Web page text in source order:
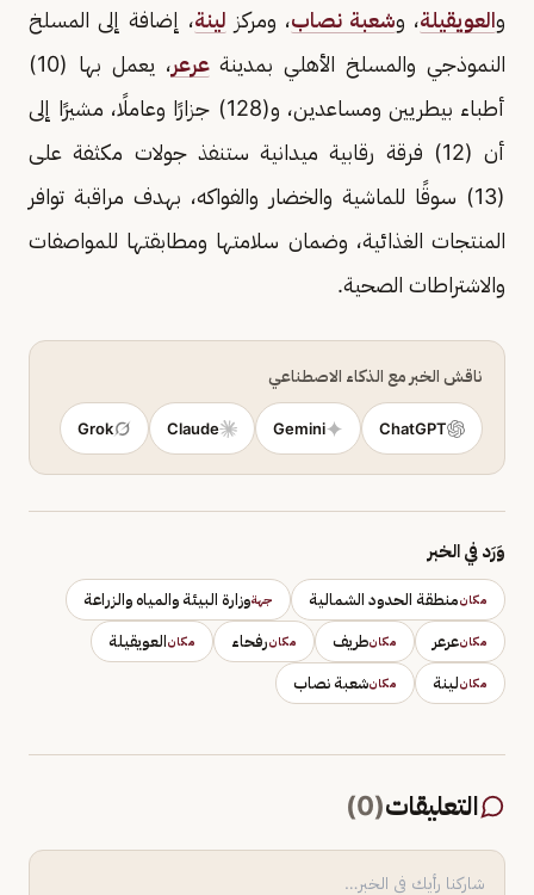
والعويقيلة، وشعبة نصاب، ومركز لينة، إضافة إلى المسلخ
النموذجي والمسلخ الأهلي بمدينةعرعر
، يعمل بها (10)
أطباء بيطريين ومساعدين، و(128) جزارًا وعاملًا، مشيرًا إلى
أن (12) فرقة رقابية ميدانية ستنفذ جولات مكثفة على
(13) سوقًا للماشية والخضار والفواكه، بهدف مراقبة توافر
المنتجات الغذائية، وضمان سلامتها ومطابقتها للمواصفات
والاشتراطات الصحية.
ناقش الخبر مع الذكاء الاصطناعي
ChatGPT
Gemini
Claude
Grok
وَرَد في الخبر
مكانمنطقة الحدود الشمالية جهةوزارة البيئة والمياه والزراعة
مكانعرعر مكانطريف مكانرفحاء مكانالعويقيلة
مكانلينة مكانشعبة نصاب
التعليقات(
0
)